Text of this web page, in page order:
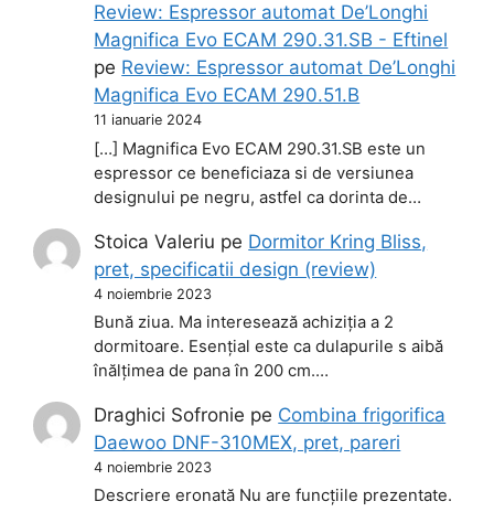
Review: Espressor automat De’Longhi
Magnifica Evo ECAM 290.31.SB - Eftinel
pe Review: Espressor automat De’Longhi
Magnifica Evo ECAM 290.51.B
11 ianuarie 2024
[…] Magnifica Evo ECAM 290.31.SB este un
espressor ce beneficiaza si de versiunea
designului pe negru, astfel ca dorinta de…
Stoica Valeriu pe Dormitor Kring Bliss,
pret, specificatii design (review)
4 noiembrie 2023
Bună ziua. Ma interesează achiziția a 2
dormitoare. Esențial este ca dulapurile s aibă
înălțimea de pana în 200 cm.…
Draghici Sofronie pe Combina frigorifica
Daewoo DNF-310MEX, pret, pareri
4 noiembrie 2023
Descriere eronată Nu are funcțiile prezentate.